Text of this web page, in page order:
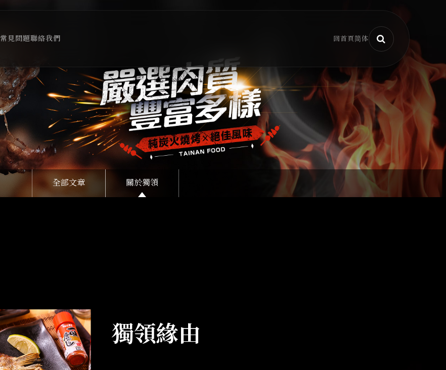
常見問題聯絡我們 回首頁简体
全部文章 關於獨領
獨領緣由